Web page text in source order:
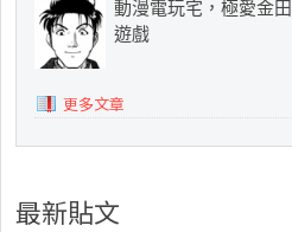
動漫電玩宅，極愛金
遊戲
更多文章
最新貼文